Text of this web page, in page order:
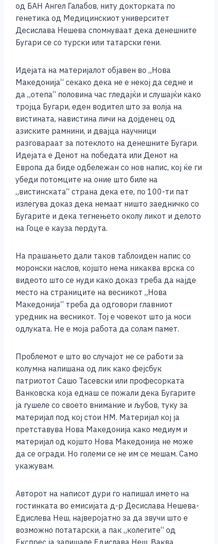
од БАН Ангел Галабов, ниту докторката по
генетика од Медицинскиот университет
Десислава Нешева спомнуваат дека денешните
Бугари се со турски или татарски гени.
Идејата на материјалот објавен во „Нова
Македонија“ секако дека не е некој да седне и
да „отепа“ половина час гледајќи и слушајќи како
тројца Бугари, еден водител што за волја на
вистината, навистина личи на дојденец од
азиските рамнини, и двајца научници
разговараат за потеклото на денешните Бугари.
Идејата е Денот на победата или Денот на
Европа да биде одбележан со нов напис, кој ќе ги
убеди потомците на оние што биле на
„вистинската“ страна дека ете, по 100-ти пат
излегува доказ дека немаат ништо заедничко со
Бугарите и дека тегнењето околу ликот и делото
на Гоце е кауза пердута.
На прашањето дали таков таблоиден напис со
моронски наслов, којшто нема никаква врска со
видеото што се нуди како доказ треба да најде
место на страниците на весникот „Нова
Македонија“ треба да одговори главниот
уредник на весникот. Тој е човекот што ја носи
одлуката. Не е моја работа да солам памет.
Проблемот е што во случајот не се работи за
колумна напишана од лик како фејсбук
патриотот Сашо Тасевски или професорката
Ванковска која еднаш се пожали дека Бугарите
ја гушеле со своето внимание и љубов, туку за
материјал под кој стои НМ. Материјал кој ја
претставува Нова Македонија како медиум и
материјал од којшто Нова Македонија не може
да се огради. Но големи се не им се мешам. Само
укажувам.
Авторот на написот дури го напишал името на
гостинката во емисијата д-р Десислава Нешева-
Едислева Неш, најверојатно за да звучи што е
возможно потатарски, а пак „колегите“ од